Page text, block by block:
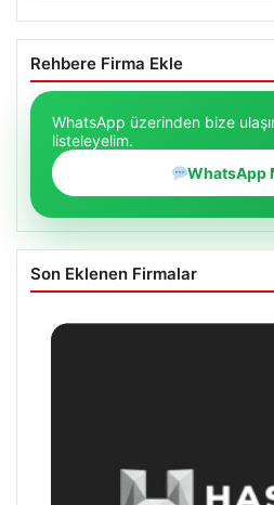
Rehbere Firma Ekle
WhatsApp üzerinden bize
listeleyelim.
WhatsApp
Son Eklenen Firmalar